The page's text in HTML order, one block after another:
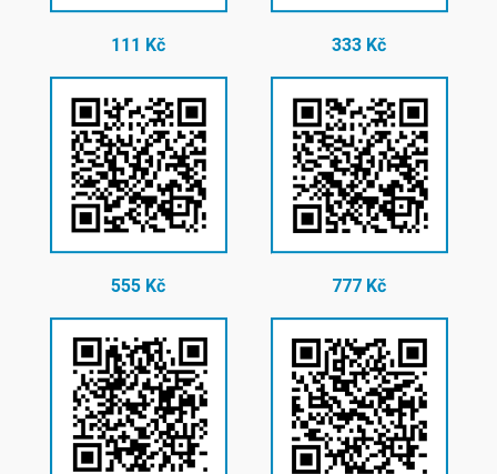
111 Kč 333 Kč
555 Kč 777 Kč